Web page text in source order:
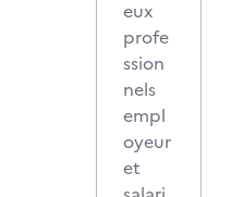
eux
profe
ssion
nels
empl
oyeur
et